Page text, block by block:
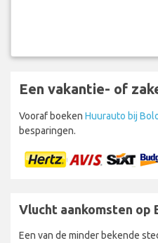
Een vakantie- of
Vooraf boeken Huurauto bij
besparingen.
Vlucht aankomsten op
Een van de minder bekende